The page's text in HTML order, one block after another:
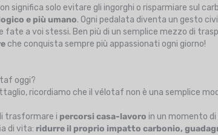
significa solo evitare gli ingorghi o risparmiare sul
e più umano. Ogni pedalata diventa un gesto
fate a voi stessi. Ben più di un semplice mezzo di
che conquista sempre più appassionati ogni giorno!
oggi?
ricordiamo che il vélotaf non è una semplice
trasformare i percorsi casa-lavoro in un momento
di vita: ridurre il proprio impatto carbonio,